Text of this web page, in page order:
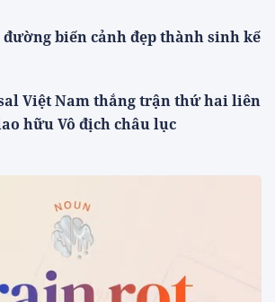
biến cảnh đẹp thành sinh kế
Việt Nam thắng trận thứ hai liên
hữu Vô địch châu lục